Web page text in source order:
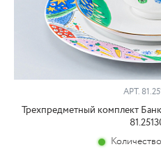
АРТ.
Трехпредметный комплект